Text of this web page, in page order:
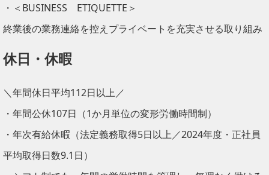
・＜BUSINESS ETIQUETTE＞
終業後の業務連絡を控えプライベートを充実させる取り組み
休日・休暇
＼年間休日平均112日以上／
・年間公休107日（1か月単位の変形労働時間制）
・年次有給休暇（法定義務取得5日以上／2024年度・正社員
平均取得日数9.1日）